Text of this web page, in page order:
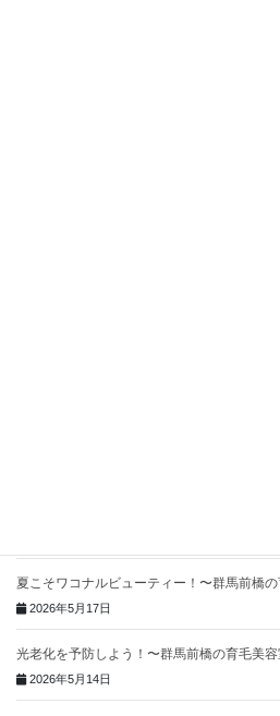
夏こそワコナルビューティー！〜群馬前橋
2026年5月17日
光老化を予防しよう！〜群馬前橋の育毛美
2026年5月14日